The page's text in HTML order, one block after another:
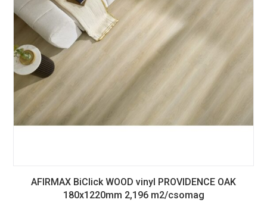
AFIRMAX BiClick WOOD vinyl PROVIDENCE OAK
180x1220mm 2,196 m2/csomag